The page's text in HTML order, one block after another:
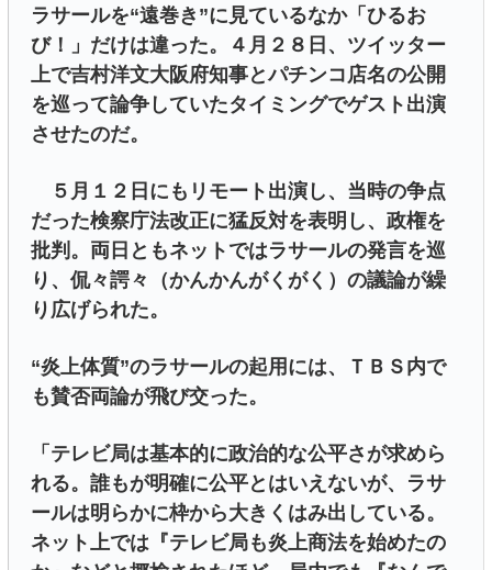
ラサールを“遠巻き”に見ているなか「ひるお
び！」だけは違った。４月２８日、ツイッター
上で吉村洋文大阪府知事とパチンコ店名の公開
を巡って論争していたタイミングでゲスト出演
させたのだ。
５月１２日にもリモート出演し、当時の争点
だった検察庁法改正に猛反対を表明し、政権を
批判。両日ともネットではラサールの発言を巡
り、侃々諤々（かんかんがくがく）の議論が繰
り広げられた。
“炎上体質”のラサールの起用には、ＴＢＳ内で
も賛否両論が飛び交った。
「テレビ局は基本的に政治的な公平さが求めら
れる。誰もが明確に公平とはいえないが、ラサ
ールは明らかに枠から大きくはみ出している。
ネット上では『テレビ局も炎上商法を始めたの